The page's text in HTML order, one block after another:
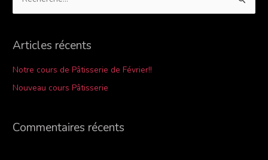
e
h
e
r
e
Articles récents
Notre cours de Pâtisserie de Février!!
Nouveau cours Pâtisserie
Commentaires récents